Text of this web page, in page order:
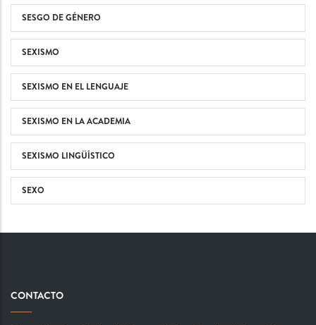
SESGO DE GÉNERO
SEXISMO
SEXISMO EN EL LENGUAJE
SEXISMO EN LA ACADEMIA
SEXISMO LINGÜÍSTICO
SEXO
CONTACTO